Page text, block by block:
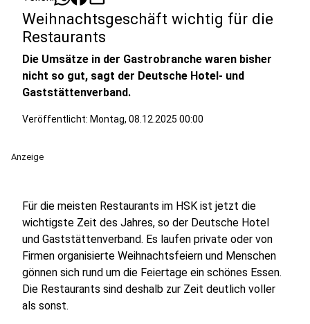
Weihnachtsgeschäft wichtig für die
Restaurants
Die Umsätze in der Gastrobranche waren bisher
nicht so gut, sagt der Deutsche Hotel- und
Gaststättenverband.
Veröffentlicht: Montag, 08.12.2025 00:00
Anzeige
Für die meisten Restaurants im HSK ist jetzt die
wichtigste Zeit des Jahres, so der Deutsche Hotel
und Gaststättenverband. Es laufen private oder von
Firmen organisierte Weihnachtsfeiern und Menschen
gönnen sich rund um die Feiertage ein schönes Essen.
Die Restaurants sind deshalb zur Zeit deutlich voller
als sonst.